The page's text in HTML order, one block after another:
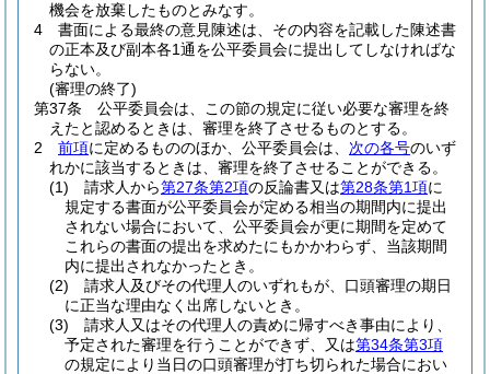
機会を放棄したものとみなす。
4
書面による最終の意見陳述は、その内容を記載した陳述書
の正本及び副本各1通を公平委員会に提出してしなければな
らない。
(審理の終了)
第37条
公平委員会は、この節の規定に従い必要な審理を終
えたと認めるときは、審理を終了させるものとする。
2
前項に定めるもののほか、公平委員会は、 次の各号のいず
れかに該当するときは、審理を終了させることができる。
(1)
請求人から第27条第2項の反論書又は第28条第1項に
規定する書面が公平委員会が定める相当の期間内に提出
されない場合において、公平委員会が更に期間を定めて
これらの書面の提出を求めたにもかかわらず、当該期間
内に提出されなかったとき。
(2)
請求人及びその代理人のいずれもが、口頭審理の期日
に正当な理由なく出席しないとき。
(3)
請求人又はその代理人の責めに帰すべき事由により、
予定された審理を行うことができず、又は第34条第3項
の規定により当日の口頭審理が打ち切られた場合におい